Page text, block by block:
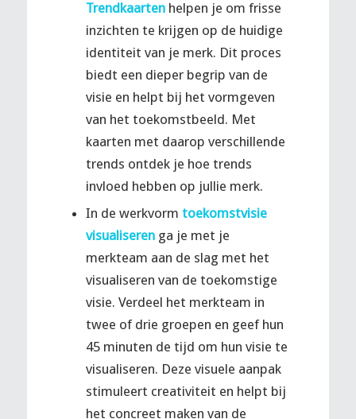
Trendkaartenhelpen je om frisse
inzichten te krijgen op de huidige
identiteit van je merk. Dit proces
biedt een dieper begrip van de
visie en helpt bij het vormgeven
van het toekomstbeeld. Met
kaarten met daarop verschillende
trends ontdek je hoe trends
invloed hebben op jullie merk.
In de werkvorm toekomstvisie
visualiserenga je met je
merkteam aan de slag met het
visualiseren van de toekomstige
visie. Verdeel het merkteam in
twee of drie groepen en geef hun
45 minuten de tijd om hun visie te
visualiseren. Deze visuele aanpak
stimuleert creativiteit en helpt bij
het concreet maken van de